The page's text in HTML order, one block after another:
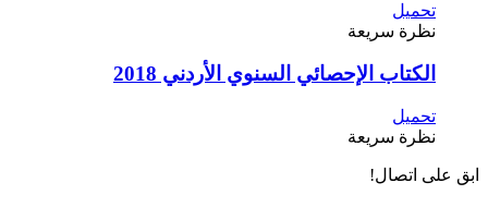
تحميل
نظرة سريعة
الكتاب الإحصائي السنوي الأردني 2018
تحميل
نظرة سريعة
ابق على اتصال!